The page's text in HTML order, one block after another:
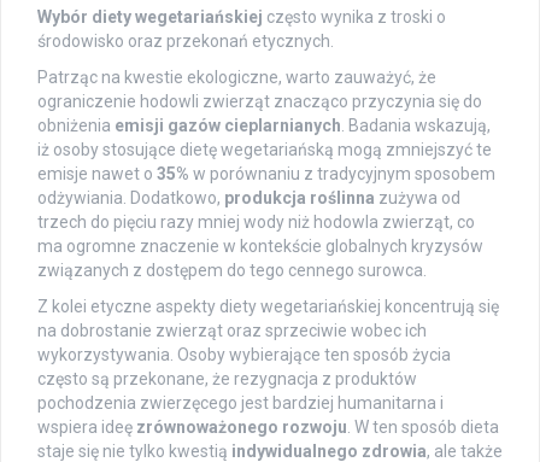
Wybór diety wegetariańskiej często wynika z troski o
środowisko oraz przekonań etycznych.
Patrząc na kwestie ekologiczne, warto zauważyć, że
ograniczenie hodowli zwierząt znacząco przyczynia się do
obniżenia emisji gazów cieplarnianych . Badania wskazują,
iż osoby stosujące dietę wegetariańską mogą zmniejszyć te
emisje nawet o 35% w porównaniu z tradycyjnym sposobem
odżywiania. Dodatkowo, produkcja roślinna zużywa od
trzech do pięciu razy mniej wody niż hodowla zwierząt, co
ma ogromne znaczenie w kontekście globalnych kryzysów
związanych z dostępem do tego cennego surowca.
Z kolei etyczne aspekty diety wegetariańskiej koncentrują się
na dobrostanie zwierząt oraz sprzeciwie wobec ich
wykorzystywania. Osoby wybierające ten sposób życia
często są przekonane, że rezygnacja z produktów
pochodzenia zwierzęcego jest bardziej humanitarna i
wspiera ideę zrównoważonego rozwoju . W ten sposób dieta
staje się nie tylko kwestią indywidualnego zdrowia, ale także